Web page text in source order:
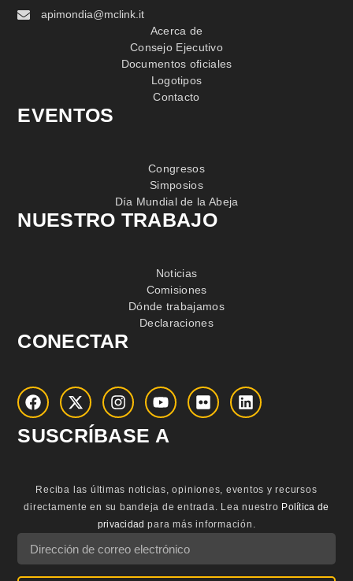
apimondia@mclink.it
Acerca de
Consejo Ejecutivo
Documentos oficiales
Logotipos
Contacto
EVENTOS
Congresos
Simposios
Día Mundial de la Abeja
NUESTRO TRABAJO
Noticias
Comisiones
Dónde trabajamos
Declaraciones
CONECTAR
SUSCRÍBASE A
Reciba las últimas noticias, opiniones, eventos y recursos
directamente en su bandeja de entrada. Lea nuestro Política de
privacidad para más información.